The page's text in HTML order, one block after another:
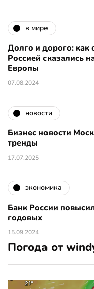
в мире
Долго и дорого: как
Россией сказались
Европы
07.08.2024
новости
Бизнес новости
тренды
17.07.2025
экономика
Банк России
годовых
15.09.2024
Погода от